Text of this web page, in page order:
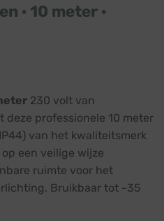
· 10 meter ·
230 volt van
deze professionele 10 meter
van het kwaliteitsmerk
een veilige wijze
ruimte voor het
Bruikbaar tot -35